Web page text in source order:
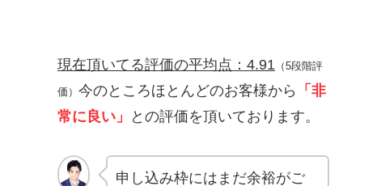
現在頂いてる評価の平均点：4.91 （5段階評
価） 今のところほとんどのお客様から
「非
常に良い」
との評価を頂いております。
申し込み枠にはまだ余裕がご